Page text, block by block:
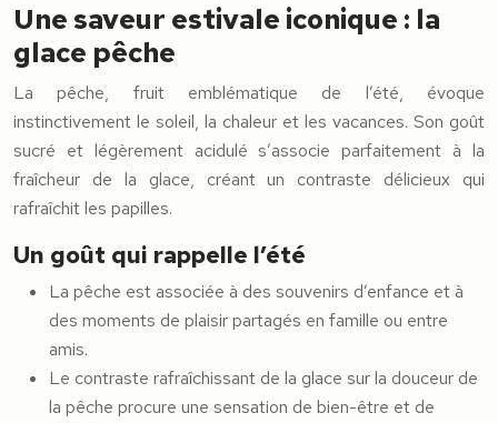
Une saveur estivale iconique : la
glace pêche
La pêche, fruit emblématique de l’été, évoque
instinctivement le soleil, la chaleur et les vacances. Son goût
sucré et légèrement acidulé s’associe parfaitement à la
fraîcheur de la glace, créant un contraste délicieux qui
rafraîchit les papilles.
Un goût qui rappelle l’été
La pêche est associée à des souvenirs d’enfance et à
des moments de plaisir partagés en famille ou entre
amis.
Le contraste rafraîchissant de la glace sur la douceur de
la pêche procure une sensation de bien-être et de